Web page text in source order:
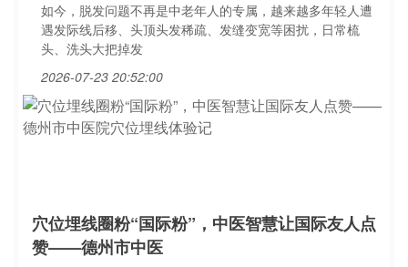
如今，脱发问题不再是中老年人的专属，越来越多年轻人遭
遇发际线后移、头顶头发稀疏、发缝变宽等困扰，日常梳
头、洗头大把掉发
2026-07-23 20:52:00
穴位埋线圈粉“国际粉”，中医智慧让国际友人点
赞——德州市中医